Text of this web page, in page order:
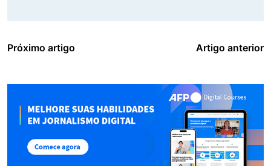
Próximo artigo Artigo anterior